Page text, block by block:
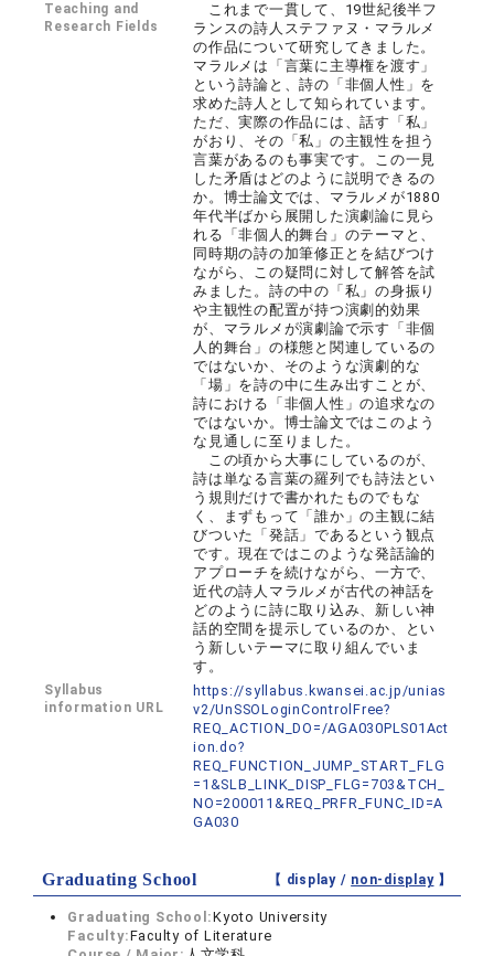
Teaching and
Research Fields
これまで一貫して、19世紀後半フ
ランスの詩人ステファヌ・マラルメ
の作品について研究してきました。
マラルメは「言葉に主導権を渡す」
という詩論と、詩の「非個人性」を
求めた詩人として知られています。
ただ、実際の作品には、話す「私」
がおり、その「私」の主観性を担う
言葉があるのも事実です。この一見
した矛盾はどのように説明できるの
か。博士論文では、マラルメが1880
年代半ばから展開した演劇論に見ら
れる「非個人的舞台」のテーマと、
同時期の詩の加筆修正とを結びつけ
ながら、この疑問に対して解答を試
みました。詩の中の「私」の身振り
や主観性の配置が持つ演劇的効果
が、マラルメが演劇論で示す「非個
人的舞台」の様態と関連しているの
ではないか、そのような演劇的な
「場」を詩の中に生み出すことが、
詩における「非個人性」の追求なの
ではないか。博士論文ではこのよう
な見通しに至りました。
この頃から大事にしているのが、
詩は単なる言葉の羅列でも詩法とい
う規則だけで書かれたものでもな
く、まずもって「誰か」の主観に結
びついた「発話」であるという観点
です。現在ではこのような発話論的
アプローチを続けながら、一方で、
近代の詩人マラルメが古代の神話を
どのように詩に取り込み、新しい神
話的空間を提示しているのか、とい
う新しいテーマに取り組んでいま
す。
Syllabus
information URL
https://syllabus.kwansei.ac.jp/unias
v2/UnSSOLoginControlFree?
REQ_ACTION_DO=/AGA030PLS01Act
ion.do?
REQ_FUNCTION_JUMP_START_FLG
=1&SLB_LINK_DISP_FLG=703&TCH_
NO=200011&REQ_PRFR_FUNC_ID=A
GA030
Graduating School 【 display / non-display】
Graduating School:Kyoto University
Faculty:Faculty of Literature